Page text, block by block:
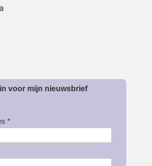
voor mijn nieuwsbrief
*